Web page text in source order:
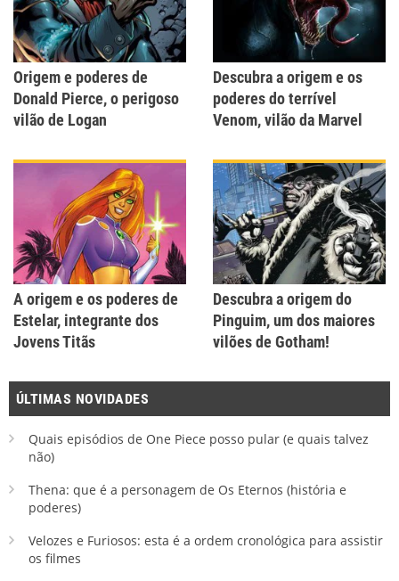
Origem e poderes de
Donald Pierce, o perigoso
vilão de Logan
Descubra a origem e os
poderes do terrível
Venom, vilão da Marvel
A origem e os poderes de
Estelar, integrante dos
Jovens Titãs
Descubra a origem do
Pinguim, um dos maiores
vilões de Gotham!
ÚLTIMAS NOVIDADES
Quais episódios de One Piece posso pular (e quais talvez
não)
Thena: que é a personagem de Os Eternos (história e
poderes)
Velozes e Furiosos: esta é a ordem cronológica para assistir
os filmes